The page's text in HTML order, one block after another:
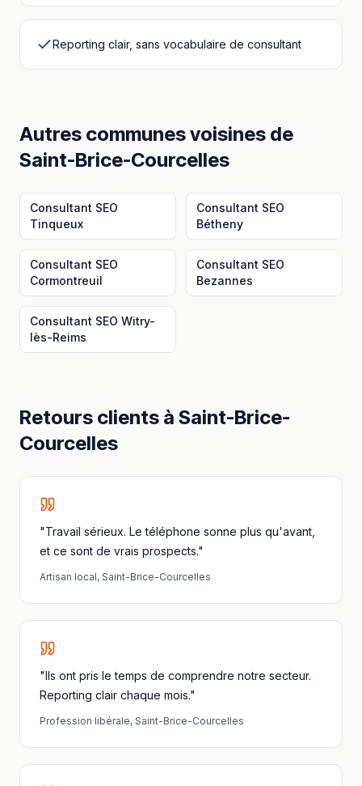
Reporting clair, sans vocabulaire de consultant
Autres communes voisines de
Saint-Brice-Courcelles
Consultant SEO
Tinqueux
Consultant SEO
Bétheny
Consultant SEO
Cormontreuil
Consultant SEO
Bezannes
Consultant SEO Witry-
lès-Reims
Retours clients à Saint-Brice-
Courcelles
"Travail sérieux. Le téléphone sonne plus qu'avant,
et ce sont de vrais prospects."
Artisan local, Saint-Brice-Courcelles
"Ils ont pris le temps de comprendre notre secteur.
Reporting clair chaque mois."
Profession libérale, Saint-Brice-Courcelles